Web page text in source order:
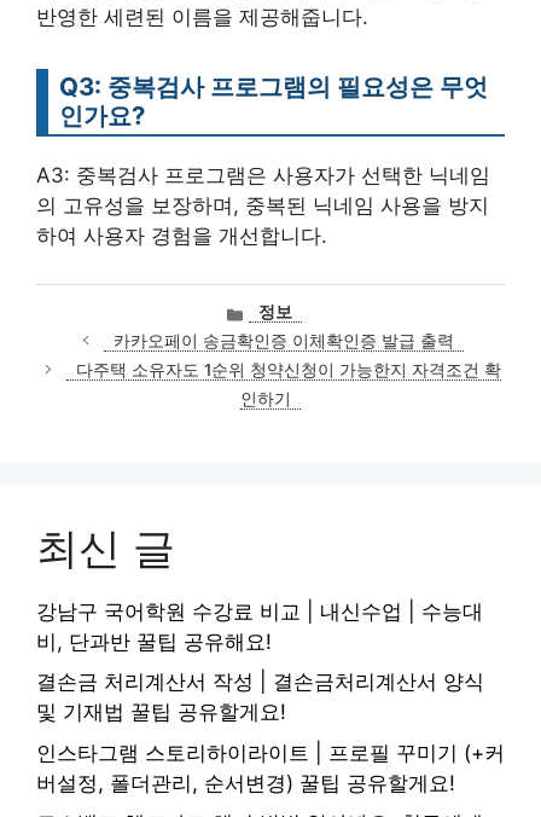
반영한 세련된 이름을 제공해줍니다.
Q3: 중복검사 프로그램의 필요성은 무엇
인가요?
A3: 중복검사 프로그램은 사용자가 선택한 닉네임
의 고유성을 보장하며, 중복된 닉네임 사용을 방지
하여 사용자 경험을 개선합니다.
카
테
고
리
정보
카카오페이 송금확인증 이체확인증 발급 출력
다주택 소유자도 1순위 청약신청이 가능한지 자격조건 확
인하기
최신 글
강남구 국어학원 수강료 비교 | 내신수업 | 수능대
비, 단과반 꿀팁 공유해요!
결손금 처리계산서 작성 | 결손금처리계산서 양식
및 기재법 꿀팁 공유할게요!
인스타그램 스토리하이라이트 | 프로필 꾸미기 (+커
버설정, 폴더관리, 순서변경) 꿀팁 공유할게요!